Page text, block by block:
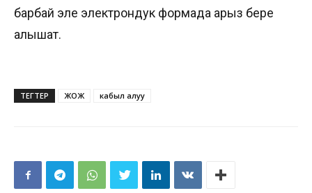
барбай эле электрондук формада арыз бере
алышат.
ТЕГТЕР ЖОЖ кабыл алуу